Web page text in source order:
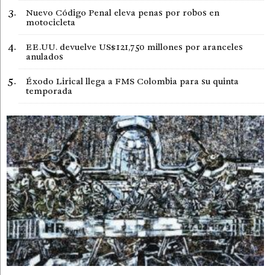
Nuevo Código Penal eleva penas por robos en
motocicleta
EE.UU. devuelve US$121,750 millones por aranceles
anulados
Éxodo Lirical llega a FMS Colombia para su quinta
temporada